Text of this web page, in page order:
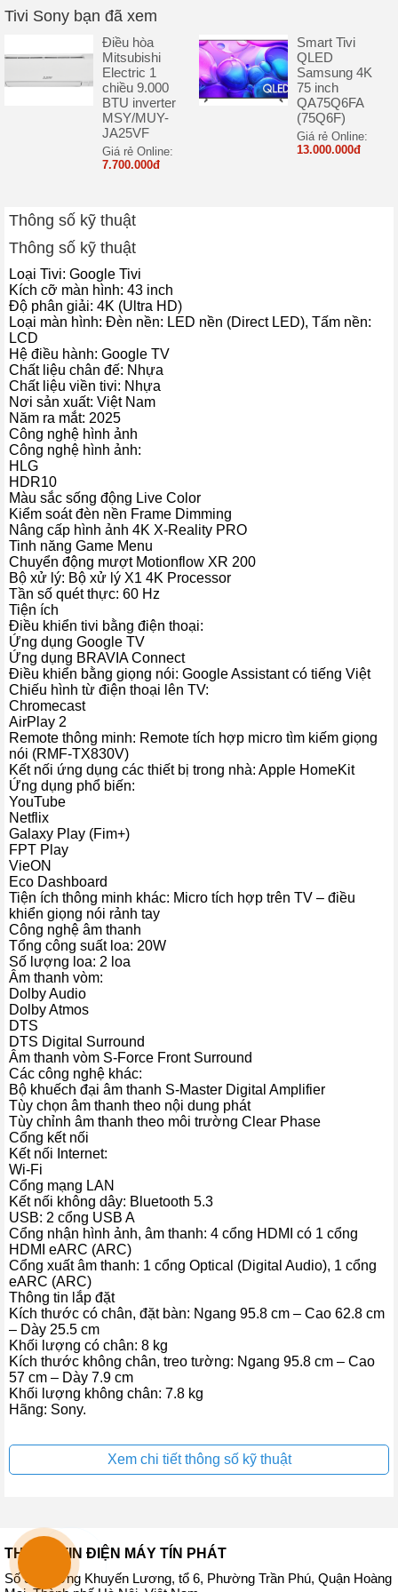
trong các điều kiện ánh sáng khác nhau.
*Hình ảnh chỉ mang tính chất minh họa
–Motionflow XR 200giảm thiểu hiện tượng giật, nhòe khi xem
các cảnh chuyển động nhanh, đặc biệt hiệu quả với thể thao và
phim hành động, mang lại cảm giác liền mạch hơn cho người xem.
–HDR10vàHLGhỗ trợ tối ưu hiển thị vùng sáng – tối, cải thiện độ
tương phản và chiều sâu hình ảnh, mang đến khung hình rõ nét,
nổi bật và giàu sắc thái hơn.
–4K X-Reality PRO nâng cao chất lượng hình ảnh từ các nguồn
phát có độ phân giải thấp, tái tạo lại chi tiết và giảm nhiễu để hình
ảnh hiển thị đồng đều, sắc nét hơn.
Xem thêm: Các công nghệ hình ảnh trên tivi Sony
*Hình ảnh chỉ mang tính chất minh họa
Công nghệ âm thanh
– Tivi trang bị hệ thống loa
nhỏ, phát ra âm thanh rõ ràng, hỗ trợ tốt cho các nhu cầu giải trí
thường nhật như xem phim, nghe nhạc, tin tức.
– Dolby Atmos & DTSmang đến hiệu ứng âm thanh vòm lan tỏa
đa chiều, tạo không gian nghe sống động như tại rạp, tăng cảm
giác đắm chìm khi thưởng thức nội dung.
–Công nghệ Clear Phase
ra được cân bằng, tái tạo giọng thoại và âm nhạc chi tiết, trong trẻo
và tự nhiên hơn.
*Hình ảnh chỉ mang tính chất minh họa
Hệ điều hành
– Hệ điều hành Google TV giao diện thân thiện, hỗ trợ cá nhân hóa
nội dung theo thói quen, cho phép người dùng khám phá nhanh các
chương trình yêu thích phù hợp sở thích cá nhân.
– Kho ứng dụng cài sẵn đa dạng như:
Tivi Sony bạn đã xem
Điều hòa
Mitsubishi
Electric 1
chiều 9.000
BTU inverter
MSY/MUY-
JA25VF
Giá rẻ Online:
7.700.000đ
Smart Tivi
QLED
Samsung 4K
75 inch
QA75Q6FA
(75Q6F)
Giá rẻ Online:
13.000.000đ
Thông số kỹ thuật
Thông số kỹ thuật
Loại Tivi: Google Tivi
Kích cỡ màn hình: 43 inch
Độ phân giải: 4K (Ultra HD)
Loại màn hình: Đèn nền: LED nền (Direct LED), Tấm nền:
LCD
Hệ điều hành: Google TV
Chất liệu chân đế: Nhựa
Chất liệu viền tivi: Nhựa
Nơi sản xuất: Việt Nam
Năm ra mắt: 2025
Công nghệ hình ảnh
Công nghệ hình ảnh:
HLG
HDR10
Màu sắc sống động Live Color
Kiểm soát đèn nền Frame Dimming
Nâng cấp hình ảnh 4K X-Reality PRO
Tinh năng Game Menu
Chuyển động mượt Motionflow XR 200
Bộ xử lý: Bộ xử lý X1 4K Processor
Tần số quét thực: 60 Hz
Tiện ích
Điều khiển tivi bằng điện thoại:
Ứng dụng Google TV
Ứng dụng BRAVIA Connect
Điều khiển bằng giọng nói: Google Assistant có tiếng Việt
Chiếu hình từ điện thoại lên TV:
Chromecast
AirPlay 2
Remote thông minh: Remote tích hợp micro tìm kiếm giọng
nói (RMF-TX830V)
Kết nối ứng dụng các thiết bị trong nhà: Apple HomeKit
Ứng dụng phổ biến:
YouTube
Netflix
Galaxy Play (Fim+)
FPT Play
VieON
Eco Dashboard
Tiện ích thông minh khác: Micro tích hợp trên TV – điều
khiển giọng nói rảnh tay
Công nghệ âm thanh
Tổng công suất loa: 20W
Số lượng loa: 2 loa
Âm thanh vòm:
Dolby Audio
Dolby Atmos
DTS
DTS Digital Surround
Âm thanh vòm S-Force Front Surround
Các công nghệ khác:
Bộ khuếch đại âm thanh S-Master Digital Amplifier
Tùy chọn âm thanh theo nội dung phát
Tùy chỉnh âm thanh theo môi trường Clear Phase
Cổng kết nối
Kết nối Internet:
Wi-Fi
Cổng mạng LAN
Kết nối không dây: Bluetooth 5.3
USB: 2 cổng USB A
Cổng nhận hình ảnh, âm thanh: 4 cổng HDMI có 1 cổng
HDMI eARC (ARC)
Cổng xuất âm thanh: 1 cổng Optical (Digital Audio), 1 cổng
eARC (ARC)
Thông tin lắp đặt
Kích thước có chân, đặt bàn: Ngang 95.8 cm – Cao 62.8 cm
– Dày 25.5 cm
Khối lượng có chân: 8 kg
Kích thước không chân, treo tường: Ngang 95.8 cm – Cao
57 cm – Dày 7.9 cm
Khối lượng không chân: 7.8 kg
Hãng: Sony.
Xem chi tiết thông số kỹ thuật
THÔNG TIN ĐIỆN MÁY TÍN PHÁT
Số 52 đường Khuyến Lương, tổ 6, Phường Trần Phú, Quận Hoàng